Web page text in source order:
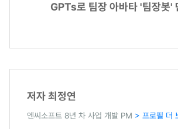
GPTs로 팀장 아바타 '팀장봇'
저자 최정연
엔씨소프트 8년 차 사업 개발 PM > 프로필 더